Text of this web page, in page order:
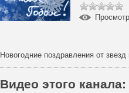
Новогодние поздравления от
Видео этого канала: